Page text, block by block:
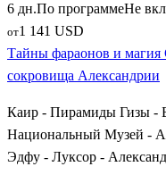
6 дн.По программеНе
от1 141 USD
Тайны фараонов и магия
сокровища Александрии
Каир - Пирамиды Гизы -
Национальный Музей -
Эдфу - Луксор -